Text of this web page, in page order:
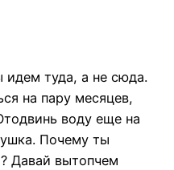
туда, а не сюда.
на пару месяцев,
воду еще на
Почему ты
Давай вытопчем